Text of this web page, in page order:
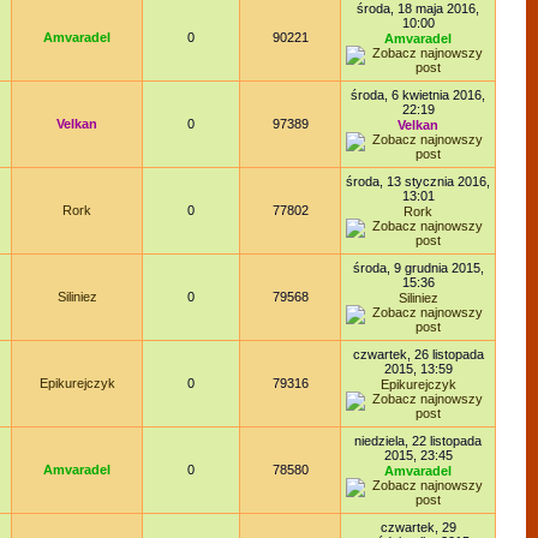
Amvaradel 0 90221
środa, 18 maja 2016,
10:00
Amvaradel
Velkan 0 97389
środa, 6 kwietnia 2016,
22:19
Velkan
Rork 0 77802
środa, 13 stycznia 2016,
13:01
Rork
Siliniez 0 79568
środa, 9 grudnia 2015,
15:36
Siliniez
Epikurejczyk 0 79316
czwartek, 26 listopada
2015, 13:59
Epikurejczyk
Amvaradel 0 78580
niedziela, 22 listopada
2015, 23:45
Amvaradel
czwartek, 29